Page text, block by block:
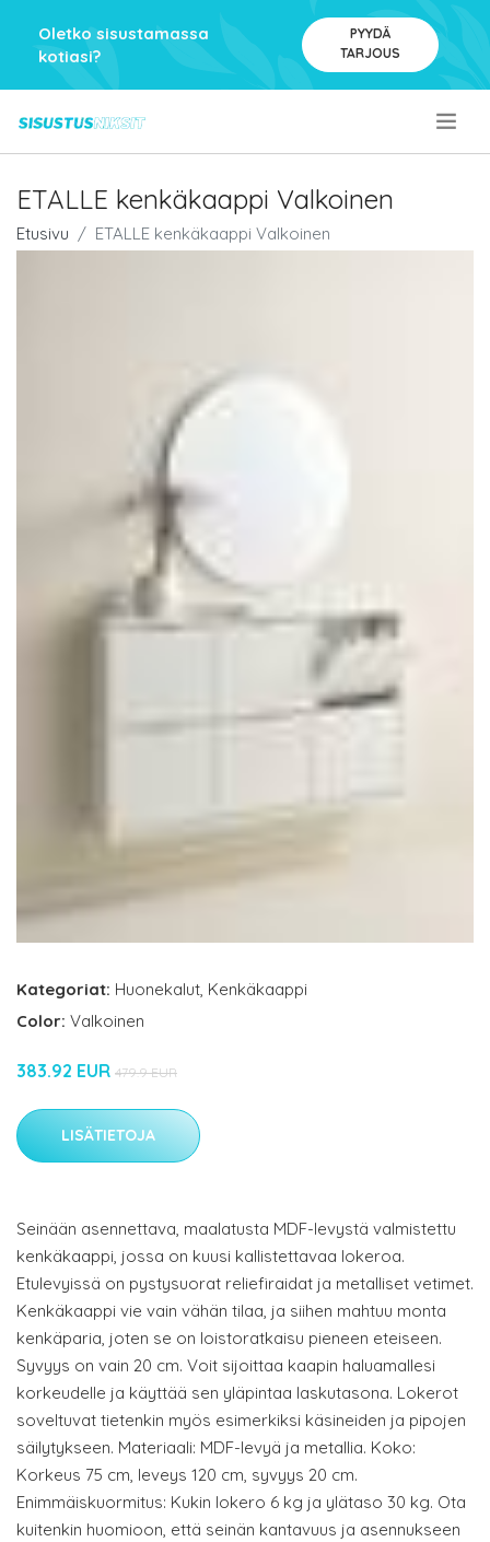
Oletko sisustamassa
kotiasi?
PYYDÄ
TARJOUS
ETALLE kenkäkaappi Valkoinen
Etusivu ETALLE kenkäkaappi Valkoinen
Kategoriat: Huonekalut, Kenkäkaappi
Color: Valkoinen
383.92 EUR 479.9 EUR
LISÄTIETOJA
Seinään asennettava, maalatusta MDF-levystä valmistettu
kenkäkaappi, jossa on kuusi kallistettavaa lokeroa.
Etulevyissä on pystysuorat reliefiraidat ja metalliset vetimet.
Kenkäkaappi vie vain vähän tilaa, ja siihen mahtuu monta
kenkäparia, joten se on loistoratkaisu pieneen eteiseen.
Syvyys on vain 20 cm. Voit sijoittaa kaapin haluamallesi
korkeudelle ja käyttää sen yläpintaa laskutasona. Lokerot
soveltuvat tietenkin myös esimerkiksi käsineiden ja pipojen
säilytykseen. Materiaali: MDF-levyä ja metallia. Koko:
Korkeus 75 cm, leveys 120 cm, syvyys 20 cm.
Enimmäiskuormitus: Kukin lokero 6 kg ja ylätaso 30 kg. Ota
kuitenkin huomioon, että seinän kantavuus ja asennukseen